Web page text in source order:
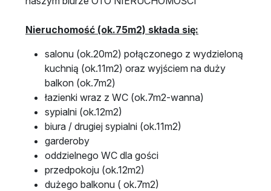
Nieruchomość (ok.75m2) składa się:
salonu (ok.20m2) połączonego z wydzieloną
kuchnią (ok.11m2) oraz wyjściem na duży
balkon (ok.7m2)
łazienki wraz z WC (ok.7m2-wanna)
sypialni (ok.12m2)
biura / drugiej sypialni (ok.11m2)
garderoby
oddzielnego WC dla gości
przedpokoju (ok.12m2)
dużego balkonu ( ok.7m2)